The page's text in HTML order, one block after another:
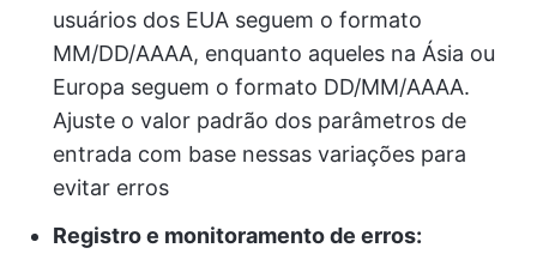
usuários dos EUA seguem o formato
MM/DD/AAAA, enquanto aqueles na Ásia ou
Europa seguem o formato DD/MM/AAAA.
Ajuste o valor padrão dos parâmetros de
entrada com base nessas variações para
evitar erros
Registro e monitoramento de erros: